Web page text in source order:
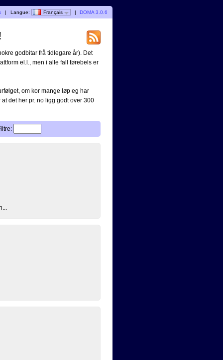
| Langue: Français | DOMA 3.0.6
godbitar frå tidlegare år). Det
el.l., men i alle fall førebels er
om kor mange løp eg har
det her pr. no ligg godt over 300